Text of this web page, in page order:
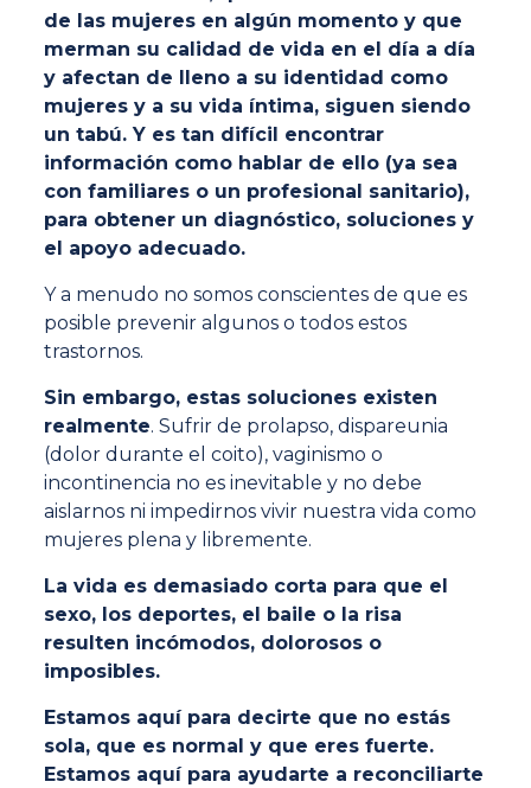
de las mujeres en algún momento y que
merman su calidad de vida en el día a día
y afectan de lleno a su identidad como
mujeres y a su vida íntima, siguen siendo
un tabú. Y es tan difícil encontrar
información como hablar de ello (ya sea
con familiares o un profesional sanitario),
para obtener un diagnóstico, soluciones y
el apoyo adecuado.
Y a menudo no somos conscientes de que es
posible prevenir algunos o todos estos
trastornos.
Sin embargo, estas soluciones existen
realmente. Sufrir de prolapso, dispareunia
(dolor durante el coito), vaginismo o
incontinencia no es inevitable y no debe
aislarnos ni impedirnos vivir nuestra vida como
mujeres plena y libremente.
La vida es demasiado corta para que el
sexo, los deportes, el baile o la risa
resulten incómodos, dolorosos o
imposibles.
Estamos aquí para decirte que no estás
sola, que es normal y que eres fuerte.
Estamos aquí para ayudarte a reconciliarte